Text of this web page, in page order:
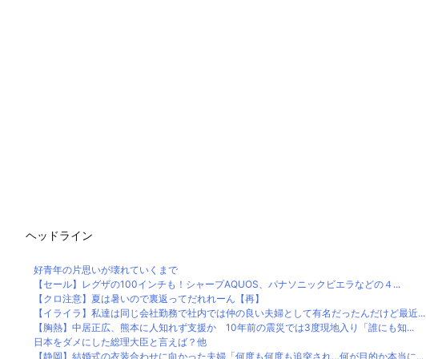
ヘッドライン
好青年の片思いが壊れていくまで
【セール】レグザの100インチも！シャープAQUOS、パナソニックビエラなどの４...
【クロ注意】夏は暑いので裏返ってだれれーん【再】
【イライラ】私達は同じ会社勤務で社内では仲の良い夫婦として有名だったんだけど最近...
【胸熱】中居正広、熊本に人知れず支援か 10年前の震災では3度現地入り「誰にも知...
日本をダメにした総理大臣と言えば？他
【静岡】結婚式の衣装合わせに向かった夫婦「何度も何度も追突され…何が目的か本当に...